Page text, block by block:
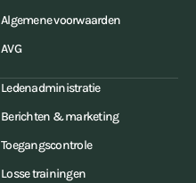
Algemene voorwaarden
AVG
Ledenadministratie
Berichten & marketing
Toegangscontrole
Losse trainingen